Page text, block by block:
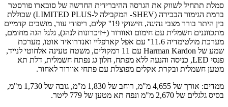
סמלת תתחיל לשווק את הגרסה ההיברידית החדשה של סובארו פורסטר
ברמת הגימור הבכירה (SHEV- המקבילה ל-LIMITED PLUS) שכוללת
בין היתר בורר מצבי נהיגה, חישוקי 19'' קלים, ריפודי עור, מושבים קדמיים
מתכווננים חשמלית עם חימום ואוורור (+זיכרונות לנהג), גלגל הגה מחומם,
מערכת מולטימדיה 11.6'' עם אפל קארפליי ואנדרואיד אוטו, מערכת
שמע של Harman Kardon עם 11 רמקולים, משטח טעינה אלחוטי לנייד,
פנסי LED, כניסה והנעה ללא מפתח, חלון גג נפתח חשמלית, דלת תא
מטען חשמלית ובקרת אקלים מפוצלת עם פתחי אוורור לאחור.
ממדים: אורך של 4,655 מ"מ, רוחב של 1,830 מ"מ, גובה של 1,730 מ"מ,
בסיס גלגלים של 2,670 מ"מ ונפח תא מטען של 779 ליטר.